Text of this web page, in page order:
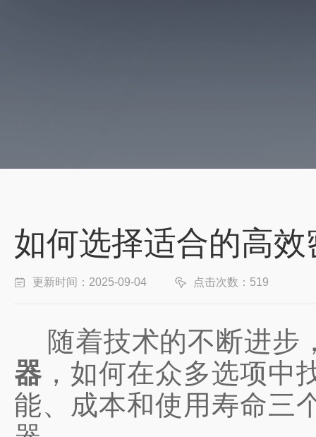
如何选择适合的高
更新时间：2025-09-04 点击次数：519
随着技术的不断进步
器 ，如何在众多选项
能、成本和使用寿命三